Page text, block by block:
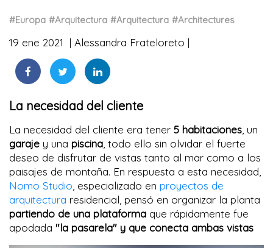
#Europa #Arquitectura #Arquitectura #Architectures
19 ene 2021 Alessandra Frateloreto
La necesidad del cliente
La necesidad del cliente era tener 5 habitaciones , un
garaje y una piscina , todo ello sin olvidar el fuerte
deseo de disfrutar de vistas tanto al mar como a los
paisajes de montaña. En respuesta a esta necesidad,
Nomo Studio , especializado en proyectos de
arquitectura residencial, pensó en organizar la planta
partiendo de una plataforma que rápidamente fue
apodada "la pasarela" y que conecta ambas vistas